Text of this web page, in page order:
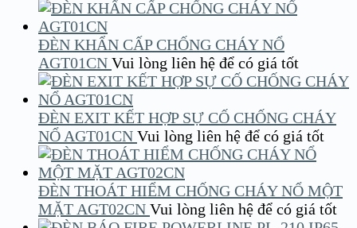
ĐÈN KHẨN CẤP CHỐNG CHÁY NỔ
AGT01CN Vui lòng liên hệ để có giá tốt
ĐÈN EXIT KẾT HỢP SỰ CỐ CHỐNG CHÁY
NỔ AGT01CN Vui lòng liên hệ để có giá tốt
ĐÈN THOÁT HIỂM CHỐNG CHÁY NỔ MỘT
MẶT AGT02CN Vui lòng liên hệ để có giá tốt